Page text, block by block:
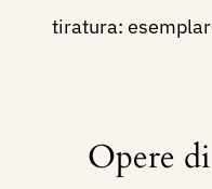
tiratura:
Opere di